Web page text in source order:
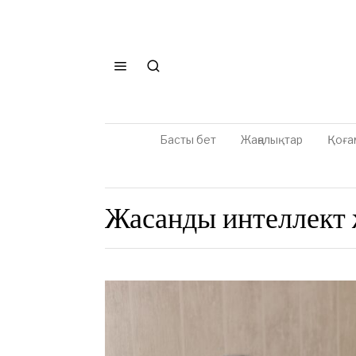
Басты бет Жаңалықтар
Жасанды интеллект